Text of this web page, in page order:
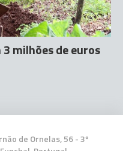
milhões de euros
de Ornelas, 56 - 3º